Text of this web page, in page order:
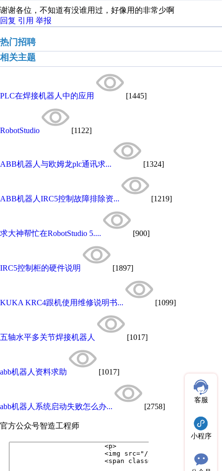
谢谢各位，不知道有没谁用过，好像用的非常少啊
回复 引用 举报
热门招聘
相关主题
PLC在焊接机器人中的应用 [1445]
RobotStudio [1122]
ABB机器人与欧姆龙plc通讯求... [1324]
ABB机器人IRC5控制故障排除资... [1219]
求大神帮忙在RobotStudio 5.... [900]
IRC5控制柜的硬件说明 [1897]
KUKA KRC4跟机使用维修说明书... [1099]
五轴水平多关节焊接机器人 [1017]
abb机器人资料求助 [1017]
abb机器人系统启动失败怎么办... [2758]
官方公众号智造工程师
客服
小程序